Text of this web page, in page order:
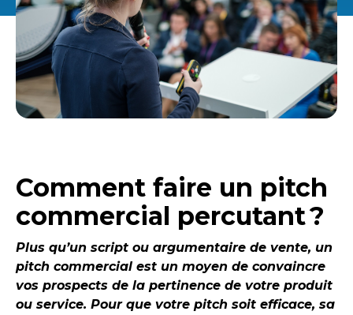
Comment faire un pitch
commercial percutant ?
Plus qu’un script ou argumentaire de vente, un
pitch commercial est un moyen de convaincre
vos prospects de la pertinence de votre produit
ou service. Pour que votre pitch soit efficace, sa